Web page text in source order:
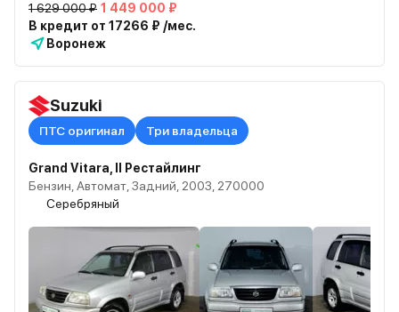
1 629 000 ₽ 1 449 000 ₽
В кредит от 17266 ₽ /мес.
Воронеж
Suzuki
ПТС оригинал Три владельца
Grand Vitara, II Рестайлинг
Бензин, Автомат, Задний, 2003, 270000
Серебряный